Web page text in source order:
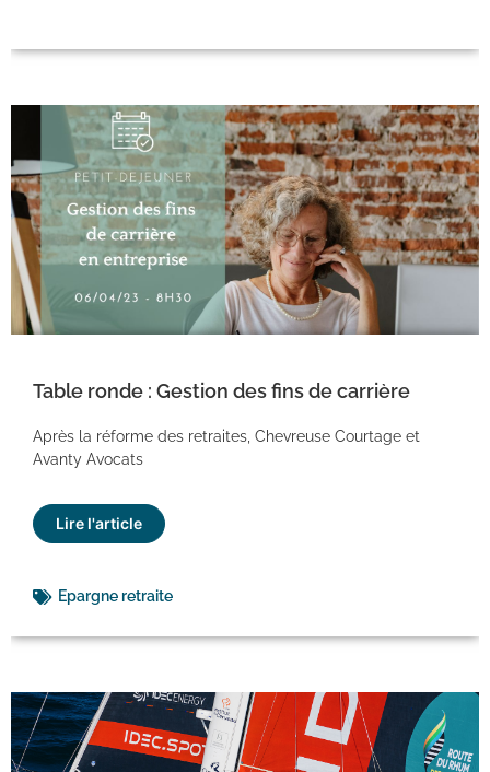
Table ronde : Gestion des fins de carrière
Après la réforme des retraites, Chevreuse Courtage et
Avanty Avocats
Lire l'article
Epargne retraite